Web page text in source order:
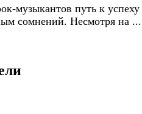
музыкантов путь к успеху
сомнений. Несмотря на ...